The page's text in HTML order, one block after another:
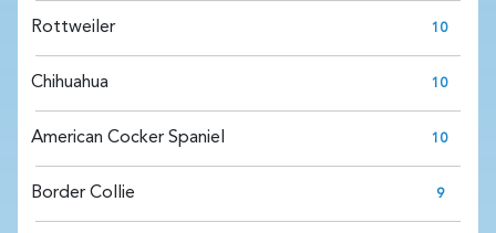
Rottweiler 10
Chihuahua 10
American Cocker Spaniel 10
Border Collie 9